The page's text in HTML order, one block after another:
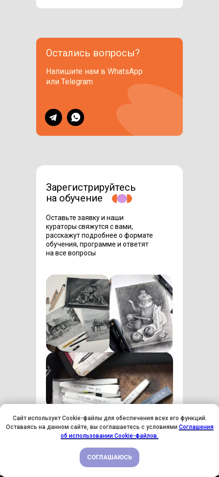
Остались вопросы?
Напишите нам в WhatsApp
или Telegram
Зарегистрируйтесь
на обучение
Зарегистрироваться
Оставьте заявку и наши
кураторы свяжутся с вами,
расскажут подробнее о формате
обучения, программе и ответят
на все вопросы
У НАС ДЕНЬ РОЖДЕНИЯ! ВСЕМ СКИДКИ НА ОБУЧЕНИЕ!
ПОДРОБНЕЕ
Сайт использует Cookie-файлы для обеспечения всех его функций.
Оставаясь на данном сайте, вы соглашаетесь с условиями Соглашения
об использовании Cookie-файлов.
СОГЛАШАЮСЬ